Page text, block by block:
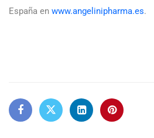
España en www.angelinipharma.es.